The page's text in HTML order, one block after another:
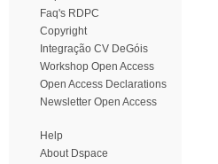
Faq's RDPC
Copyright
Integração CV DeGóis
Workshop Open Access
Open Access Declarations
Newsletter Open Access
Help
About Dspace